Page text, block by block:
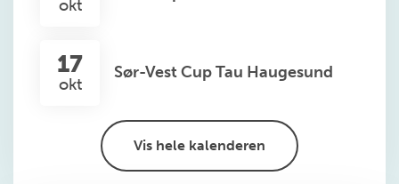
okt
17
okt
Sør-Vest Cup Tau Haugesund
Vis hele kalenderen